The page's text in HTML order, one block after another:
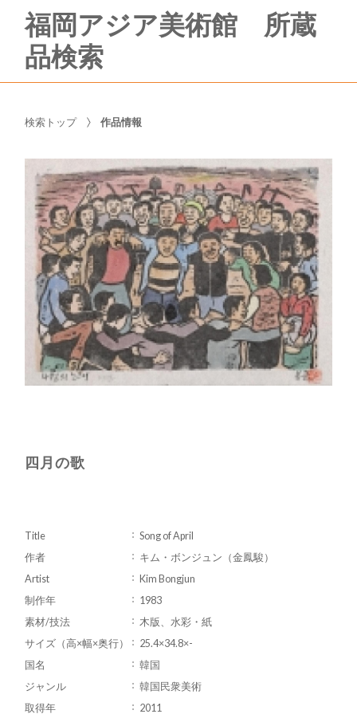
福岡アジア美術館 所蔵
品検索
検索トップ 作品情報
四月の歌
Title
Song of April
作者
キム・ボンジュン（金鳳駿）
Artist
Kim Bongjun
制作年
1983
素材/技法
木版、水彩・紙
サイズ（高×幅×奥行）
25.4×34.8×-
国名
韓国
ジャンル
韓国民衆美術
取得年
2011